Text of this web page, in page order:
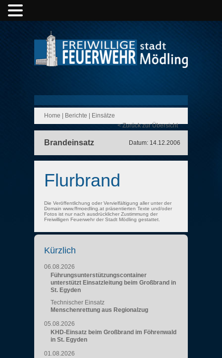
Home Berichte
Einsätze
< Zurück zur Übersicht
Brandeinsatz Datum: 14.12.2006
Flurbrand
Die Veröffentlichung oder Vervielfältigung aller unter der
Domain www.ffmoedling.at präsentierten Texte und/oder
Fotos ist nur nach ausdrücklicher Zustimmung der
Freiwilligen Feuerwehr der Stadt Mödling gestattet.
Kürzlich
06.08.2026
Führungsunterstützungscontainer
unterstützt Einsatzleitung beim Großbrand in
St. Egyden
Technischer Einsatz
Menschenrettung aus Regionalzug
05.08.2026
KHD-Einsatz beim Großbrand im Föhrenwald
in St. Egyden
01.08.2026